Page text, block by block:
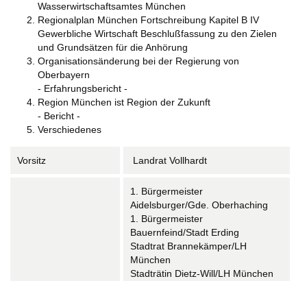
Wasserwirtschaftsamtes München
Regionalplan München Fortschreibung Kapitel B IV
Gewerbliche Wirtschaft Beschlußfassung zu den Zielen
und Grundsätzen für die Anhörung
Organisationsänderung bei der Regierung von
Oberbayern
- Erfahrungsbericht -
Region München ist Region der Zukunft
- Bericht -
Verschiedenes
Vorsitz Landrat Vollhardt
1. Bürgermeister
Aidelsburger/Gde. Oberhaching
1. Bürgermeister
Bauernfeind/Stadt Erding
Stadtrat Brannekämper/LH
München
Stadträtin Dietz-Will/LH München